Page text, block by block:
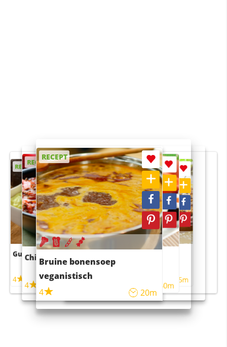
RECEPT
Guacamole
4
RECEPT
Chili con carne
4 45m
RECEPT
Bruine bonensoep
veganistisch
4
20m
RECEPT
Sushi rijstsalade
maaltijdsalade
40m
RECEPT
4 55m